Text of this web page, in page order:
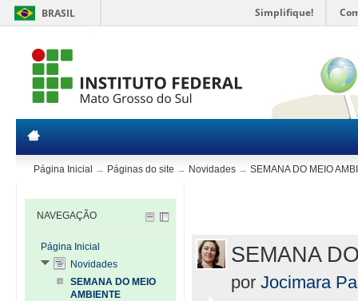
BRASIL Simplifique!
Página Inicial → Páginas do site → Novidades → SEMANA DO MEIO
SEMANA
por Jocimara
NAVEGAÇÃO
Página Inicial
Novidades
SEMANA DO MEIO
AMBIENTE